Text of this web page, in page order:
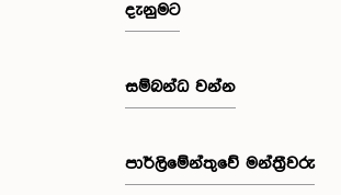
දැනුමට
සම්බන්ධ වන්න
පාර්ලි‌මේන්තුවේ මන්ත්‍රීවරු